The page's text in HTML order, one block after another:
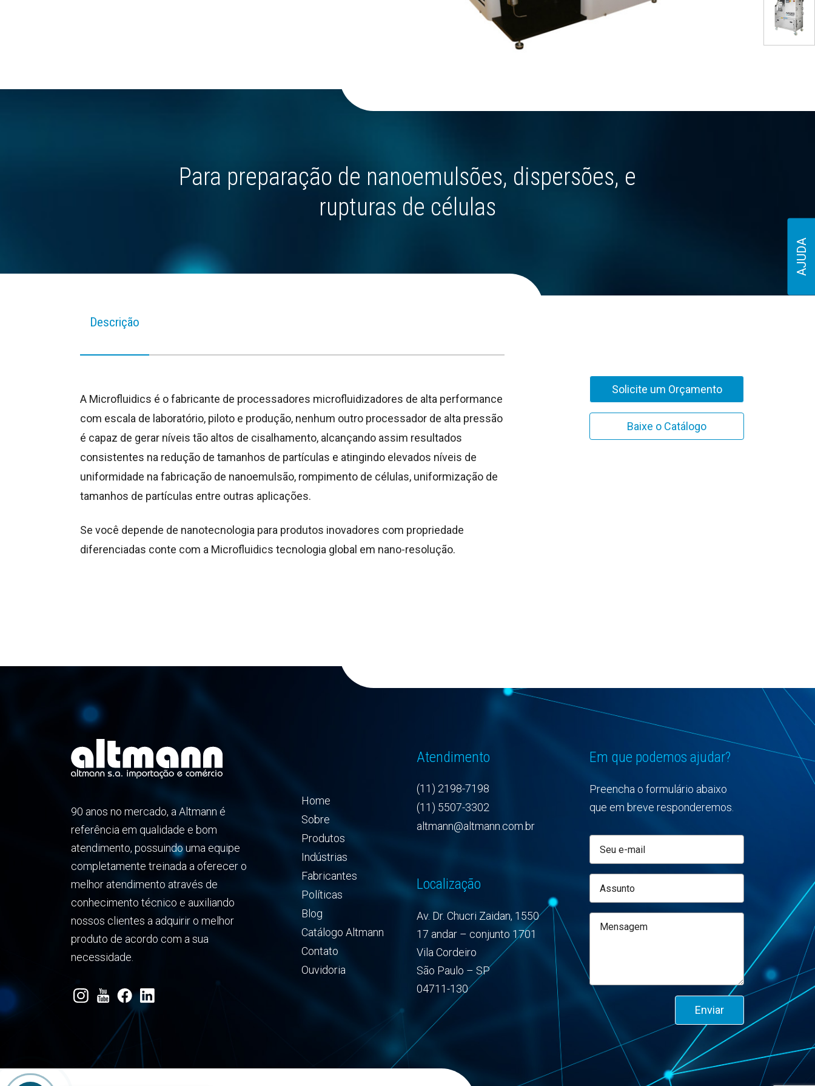
AJUDA
Para preparação de nanoemulsões, dispersões, e
rupturas de células
Descrição
A Microfluidics é o fabricante de processadores microfluidizadores de alta performance
com escala de laboratório, piloto e produção, nenhum outro processador de alta pressão
é capaz de gerar níveis tão altos de cisalhamento, alcançando assim resultados
consistentes na redução de tamanhos de partículas e atingindo elevados níveis de
uniformidade na fabricação de nanoemulsão, rompimento de células, uniformização de
tamanhos de partículas entre outras aplicações.
Se você depende de nanotecnologia para produtos inovadores com propriedade
diferenciadas conte com a Microfluidics tecnologia global em nano-resolução.
Solicite um Orçamento
Baixe o Catálogo
90 anos no mercado, a Altmann é
referência em qualidade e bom
atendimento, possuindo uma equipe
completamente treinada a oferecer o
melhor atendimento através de
conhecimento técnico e auxiliando
nossos clientes a adquirir o melhor
produto de acordo com a sua
necessidade.
Home
Sobre
Produtos
Indústrias
Fabricantes
Políticas
Blog
Catálogo Altmann
Contato
Ouvidoria
Atendimento
(11) 2198-7198
(11) 5507-3302
altmann@altmann.com.br
Localização
Av. Dr. Chucri Zaidan, 1550
17 andar – conjunto 1701
Vila Cordeiro
São Paulo – SP
04711-130
Em que podemos ajudar?
Preencha o formulário abaixo
que em breve responderemos.